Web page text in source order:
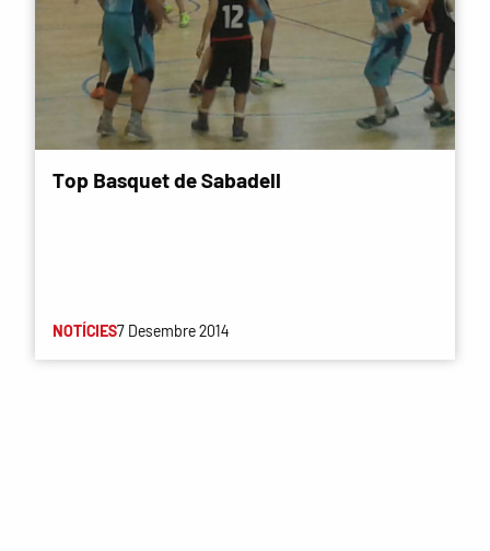
Top Basquet de Sabadell
NOTÍCIES7 Desembre 2014